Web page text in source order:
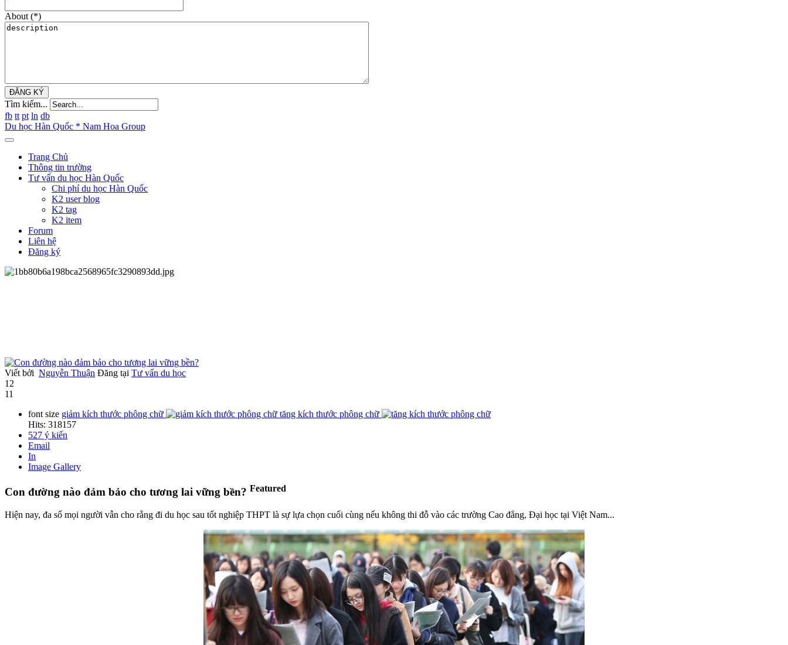
About (*)
ĐĂNG KÝ
Tìm kiếm...
fb tt pt ln db
Du học Hàn Quốc * Nam Hoa Group
Trang Chủ
Thông tin trường
Tư vấn du học Hàn Quốc
Chi phí du học Hàn Quốc
K2 user blog
K2 tag
K2 item
Forum
Liên hệ
Đăng ký
Viết bởi Nguyễn Thuận Đăng tại Tư vấn du học
12
11
font size giảm kích thước phông chữ
tăng kích thước phông chữ
Hits: 318157
527 ý kiến
Email
In
Image Gallery
Con đường nào đảm bảo cho tương lai vững bền? Featured
Hiện nay, đa số mọi người vẫn cho rằng đi du học sau tốt nghiệp THPT là sự lựa chọn cuối cùng nếu không thi đỗ vào các trường Cao đẳng, Đại học tại Việt Nam...